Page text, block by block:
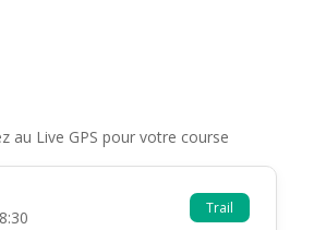
au Live GPS pour votre course
Trail